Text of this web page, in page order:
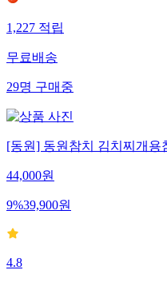
1,227 적립
무료배송
29명 구매중
[동원] 동원참치 김치찌개용
44,000원
9%39,900원
4.8